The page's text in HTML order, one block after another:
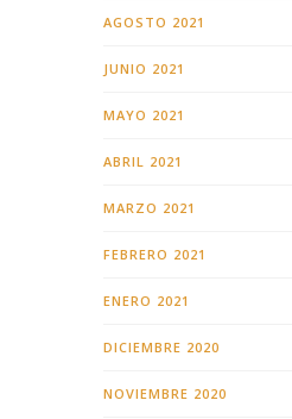
AGOSTO 2021
JUNIO 2021
MAYO 2021
ABRIL 2021
MARZO 2021
FEBRERO 2021
ENERO 2021
DICIEMBRE 2020
NOVIEMBRE 2020